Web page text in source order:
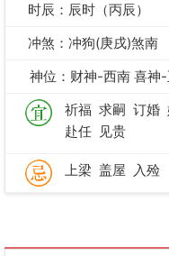
时辰：辰时（丙辰）
冲煞：冲狗(庚戌)煞南
神位：财神-西南 喜神
祈福 求嗣 订婚
赴任 见贵
上梁 盖屋 入殓